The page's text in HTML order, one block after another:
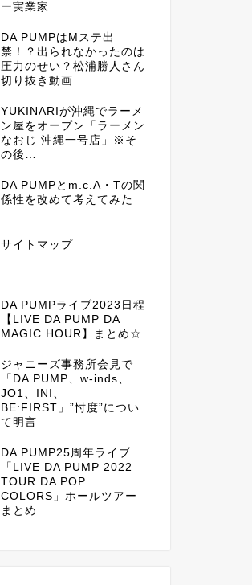
ー実業家
DA PUMPはMステ出
禁！？出られなかったのは
圧力のせい？松浦勝人さん
切り抜き動画
YUKINARIが沖縄でラーメ
ン屋をオープン「ラーメン
なおじ 沖縄一号店」※そ
の後…
DA PUMPとm.c.A・Tの関
係性を改めて考えてみた
サイトマップ
DA PUMPライブ2023日程
【LIVE DA PUMP DA
MAGIC HOUR】まとめ☆
ジャニーズ事務所会見で
「DA PUMP、w-inds、
JO1、INI、
BE:FIRST」”忖度”につい
て明言
DA PUMP25周年ライブ
「LIVE DA PUMP 2022
TOUR DA POP
COLORS」ホールツアー
まとめ